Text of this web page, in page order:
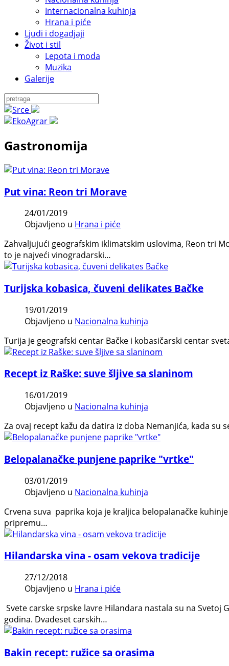
Internacionalna kuhinja
Hrana i piće
Ljudi i dogadjaji
Život i stil
Lepota i moda
Muzika
Galerije
Gastronomija
Put vina: Reon tri Morave
24/01/2019
Objavljeno u Hrana i piće
Zahvaljujući geografskim iklimatskim uslovima, Reon tri
to je najveći vinogradarski…
Turijska kobasica, čuveni delikates Bačke
19/01/2019
Objavljeno u Nacionalna kuhinja
Turija je geografski centar Bačke i kobasičarski centar
Recept iz Raške: suve šljive sa slaninom
16/01/2019
Objavljeno u Nacionalna kuhinja
Za ovaj recept kažu da datira iz doba Nemanjića, kada
Belopalanačke punjene paprike "vrtke"
03/01/2019
Objavljeno u Nacionalna kuhinja
Crvena suva paprika koja je kraljica belopalanačke
pripremu…
Hilandarska vina - osam vekova tradicije
27/12/2018
Objavljeno u Hrana i piće
Svete carske srpske lavre Hilandara nastala su na
godina. Dvadeset carskih…
Bakin recept: ružice sa orasima